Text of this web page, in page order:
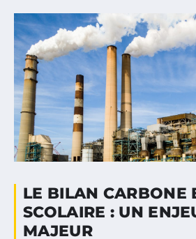
LE BILAN CARBONE
SCOLAIRE : UN
MAJEUR